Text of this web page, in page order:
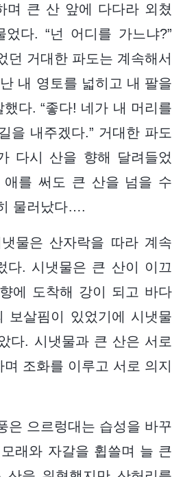
며 큰 산 앞에 다다라 외쳤
었다. “넌 어디를 가느냐?”
던 거대한 파도는 계속해서
내 영토를 넓히고 내 팔을
했다. “좋다! 네가 내 머리를
을 내주겠다.” 거대한 파도
다시 산을 향해 달려들었
애를 써도 큰 산을 넘을 수
물러났다….
물은 산자락을 따라 계속
다. 시냇물은 큰 산이 이끄
에 도착해 강이 되고 바다
보살핌이 있었기에 시냇물
다. 시냇물과 큰 산은 서로
조화를 이루고 서로 의지
은 으르렁대는 습성을 바꾸
래와 자갈을 휩쓸며 늘 큰